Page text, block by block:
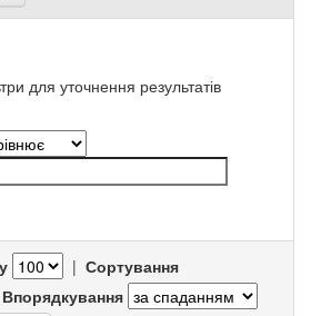
для уточнення результатів
| Сортування
Впорядкування